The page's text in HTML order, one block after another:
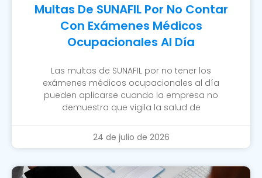
Multas De SUNAFIL Por No Contar
Con Exámenes Médicos
Ocupacionales Al Día
Las multas de SUNAFIL por no tener los
exámenes médicos ocupacionales al día
pueden aplicarse cuando la empresa no
demuestra que vigila la salud de
24 de julio de 2026